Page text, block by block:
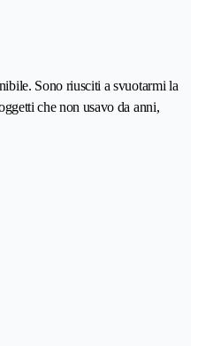
Sono riusciti a svuotarmi la
che non usavo da anni,